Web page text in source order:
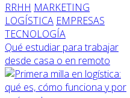
RRHH MARKETING
LOGÍSTICA EMPRESAS
TECNOLOGÍA
Qué estudiar para trabajar
desde casa o en remoto